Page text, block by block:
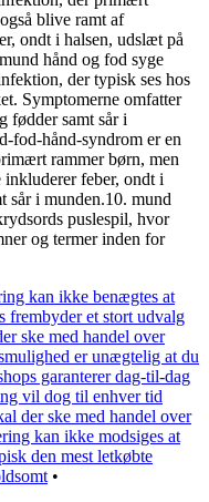
blive ramt af
ondt i halsen, udslæt på
hånd og fod syge
der typisk ses hos
Symptomerne omfatter
fødder samt sår i
fod-hånd-syndrom er en
rammer børn, men
feber, ondt i
sår i munden.10. mund
puslespil, hvor
og termer inden for
kan ikke benægtes at
frembyder et stort udvalg
ske med handel over
er unægtelig at du
garanterer dag-til-dag
vil dog til enhver tid
der ske med handel over
kan ikke modsiges at
den mest letkøbte
•